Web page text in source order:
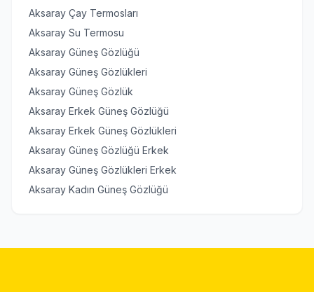
Aksaray Çay Termosları
Aksaray Su Termosu
Aksaray Güneş Gözlüğü
Aksaray Güneş Gözlükleri
Aksaray Güneş Gözlük
Aksaray Erkek Güneş Gözlüğü
Aksaray Erkek Güneş Gözlükleri
Aksaray Güneş Gözlüğü Erkek
Aksaray Güneş Gözlükleri Erkek
Aksaray Kadın Güneş Gözlüğü